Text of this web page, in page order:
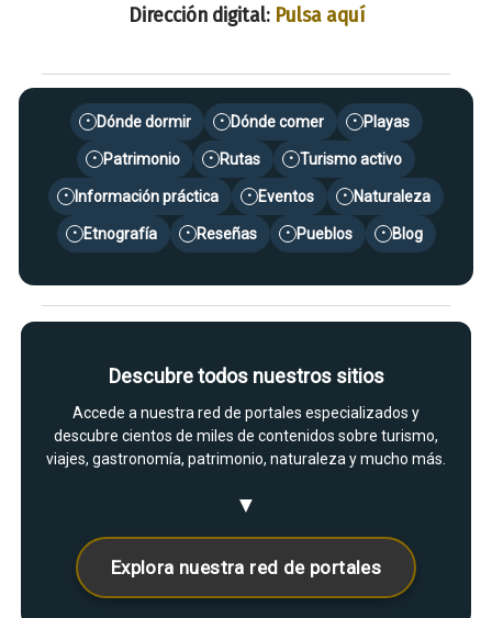
Dirección digital: Pulsa aquí
• Dónde dormir • Dónde comer • Playas
• Patrimonio • Rutas • Turismo activo
• Información práctica • Eventos • Naturaleza
• Etnografía • Reseñas • Pueblos • Blog
Descubre todos nuestros sitios
Accede a nuestra red de portales especializados y
descubre cientos de miles de contenidos sobre turismo,
viajes, gastronomía, patrimonio, naturaleza y mucho más.
▼
Explora nuestra red de portales